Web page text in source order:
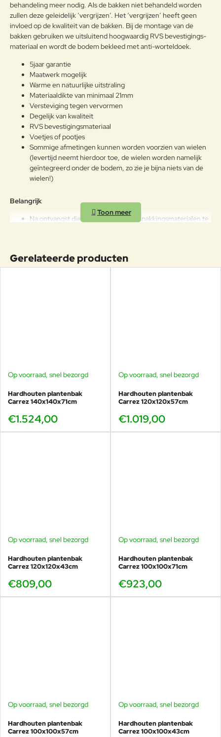
Note:HTML-code wordt niet vertaald!
Waardering:
g:
Slecht Goed
behandeling meer nodig. Als de bakken niet behandeld worden
zullen deze geleidelijk ‘vergrijzen’. Het ‘vergrijzen’ heeft geen
invloed op de kwaliteit van de bakken. Bij de montage van de
bakken gebruiken we uitsluitend hoogwaardig RVS bevestigings-
materiaal en wordt de bodem bekleed met anti-worteldoek.
5jaar garantie
Maatwerk mogelijk
Warme en natuurlijke uitstraling
Materiaaldikte van minimaal 21mm
Versteviging tegen vervormen
Degelijk van kwaliteit
RVS bevestigingsmateriaal
Voetjes of pootjes
Sommige afmetingen kunnen worden voorzien van wielen
(levertijd neemt hierdoor toe, de wielen worden namelijk
geïntegreerd onder de bodem, zo zie je bijna niets van de
wielen!)
Belangrijk
Na ontvangst dienen meteen alle verpakkingsmaterialen te
Elke soort hardhout zal onder invloed van UV-straling, weer
bevatten ijzer sporen).
Gerelateerde producten
Op voorraad, snel bezorgd
Hardhouten plantenbak
Carrez 140x140x71cm
€1.524,00
Op voorraad, snel bezorgd
Hardhouten plantenbak
Carrez 120x120x57cm
€1.019,00
Op voorraad, snel bezorgd
Hardhouten plantenbak
Carrez 120x120x43cm
€809,00
Op voorraad, snel bezorgd
Hardhouten plantenbak
Carrez 100x100x71cm
€923,00
Op voorraad, snel bezorgd
Hardhouten plantenbak
Carrez 100x100x57cm
Op voorraad, snel bezorgd
Hardhouten plantenbak
Carrez 100x100x43cm